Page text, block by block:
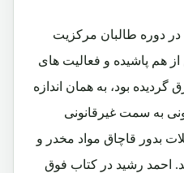
در دوره طالبان مرکزیت
هم پاشیده و فعالیت های
بود، به همان اندازه
به سمت غیرقانونی
بدور قاچاق مواد مخدر و
احمد رشید در کتاب فوق